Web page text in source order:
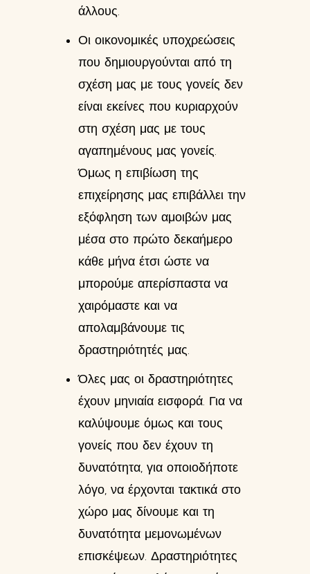
άλλους.
Οι οικονομικές υποχρεώσεις
που δημιουργούνται από τη
σχέση μας με τους γονείς δεν
είναι εκείνες που κυριαρχούν
στη σχέση μας με τους
αγαπημένους μας γονείς.
Όμως η επιβίωση της
επιχείρησης μας επιβάλλει την
εξόφληση των αμοιβών μας
μέσα στο πρώτο δεκαήμερο
κάθε μήνα έτσι ώστε να
μπορούμε απερίσπαστα να
χαιρόμαστε και να
απολαμβάνουμε τις
δραστηριότητές μας.
Όλες μας οι δραστηριότητες
έχουν μηνιαία εισφορά. Για να
καλύψουμε όμως και τους
γονείς που δεν έχουν τη
δυνατότητα, για οποιοδήποτε
λόγο, να έρχονται τακτικά στο
χώρο μας δίνουμε και τη
δυνατότητα μεμονωμένων
επισκέψεων. Δραστηριότητες